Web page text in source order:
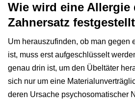
Wie wird eine Allergie
Zahnersatz
Um herauszufinden, ob man gegen
ist, muss erst aufgeschlüsselt
genau drin ist, um den Übeltäter
sich nur um eine
deren Ursache psychosomatischer